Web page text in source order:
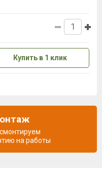
Купить в 1 клик
на работы